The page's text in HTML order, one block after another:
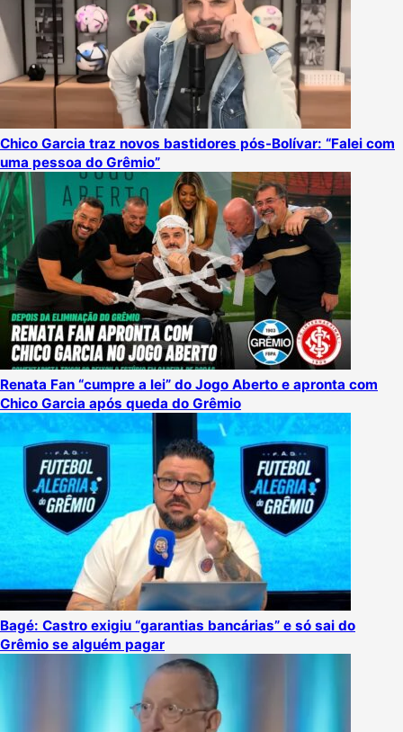
Chico Garcia traz novos bastidores pós-Bolívar: “Falei com
uma pessoa do Grêmio”
Renata Fan “cumpre a lei” do Jogo Aberto e apronta com
Chico Garcia após queda do Grêmio
Bagé: Castro exigiu “garantias bancárias” e só sai do
Grêmio se alguém pagar